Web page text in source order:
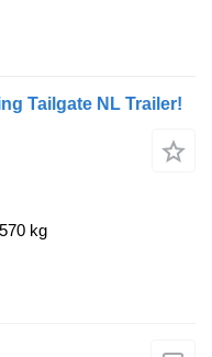
Tailgate NL Trailer!
kg